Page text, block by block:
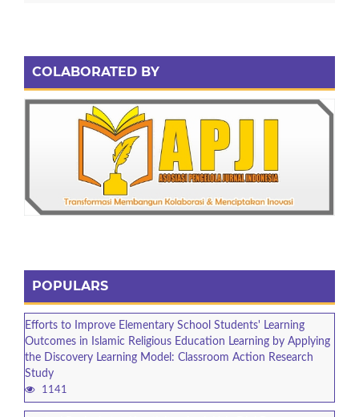
COLABORATED BY
POPULARS
Efforts to Improve Elementary School Students' Learning
Outcomes in Islamic Religious Education Learning by Applying
the Discovery Learning Model: Classroom Action Research
Study
1141